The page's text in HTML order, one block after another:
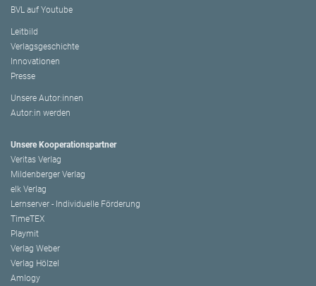
BVL auf Youtube
Leitbild
Verlagsgeschichte
Innovationen
Presse
Unsere Autor:innen
Autor:in werden
Unsere Kooperationspartner
Veritas Verlag
Mildenberger Verlag
elk Verlag
Lernserver - Individuelle Förderung
TimeTEX
Playmit
Verlag Weber
Verlag Hölzel
Amlogy